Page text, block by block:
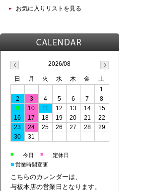
お気に入りリストを見る
2026/08
日 月 火 水 木 金
土
1
2
3 4 5 6 7
8
9
10 11 12 13 14
15
16
17 18 19 20 21
22
23
24 25 26 27 28
29
30
31
■ 今日 ■ 定休日
■ 営業時間変更
こちらのカレンダーは、
与板本店の営業日となります。